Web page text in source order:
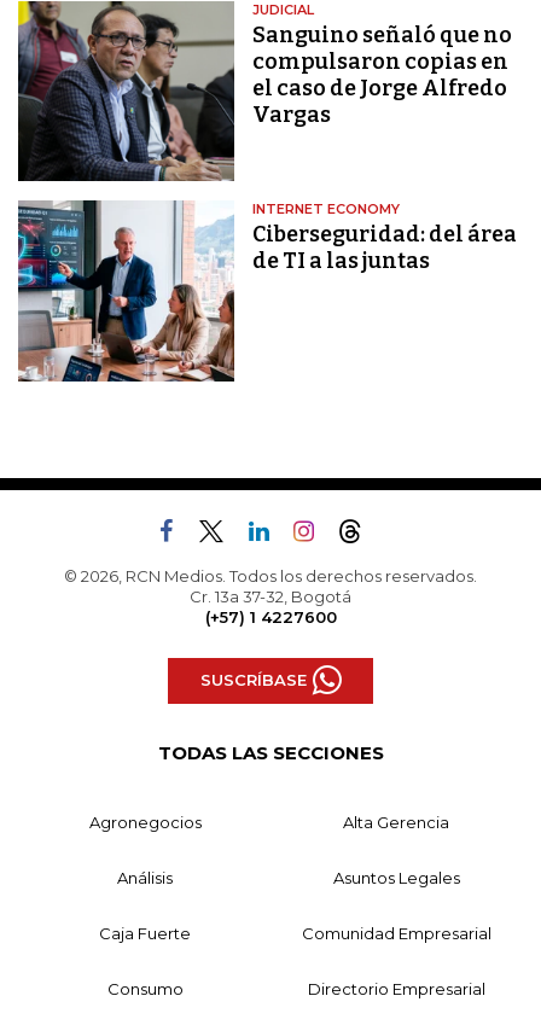
JUDICIAL
Sanguino señaló que no
compulsaron copias en
el caso de Jorge Alfredo
Vargas
INTERNET ECONOMY
Ciberseguridad: del área
de TI a las juntas
© 2026, RCN Medios. Todos los derechos reservados.
Cr. 13a 37-32, Bogotá
(+57) 1 4227600
SUSCRÍBASE
TODAS LAS SECCIONES
Agronegocios Alta Gerencia
Análisis Asuntos Legales
Caja Fuerte Comunidad Empresarial
Consumo Directorio Empresarial